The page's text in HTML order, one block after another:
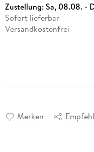
Zustellung:Sa, 08.08. -
Sofort lieferbar
Versandkostenfrei
Merken